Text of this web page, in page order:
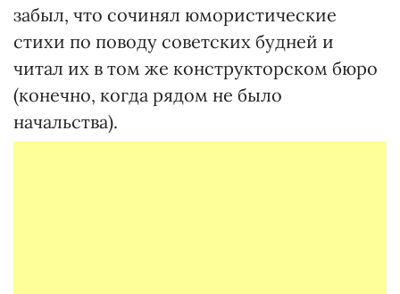
забыл, что сочинял юмористические
стихи по поводу советских будней и
читал их в том же конструкторском бюро
(конечно, когда рядом не было
начальства).